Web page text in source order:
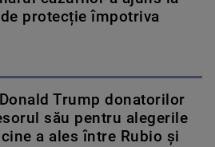
protecție împotriva
Trump donatorilor
său pentru alegerile
a ales între Rubio și